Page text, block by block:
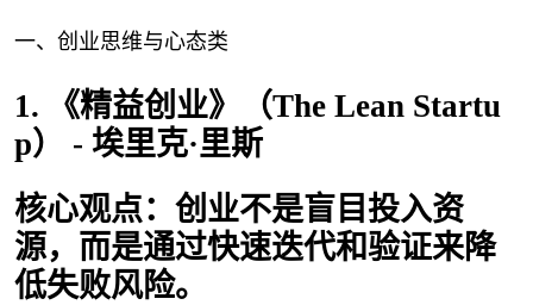
一、创业思维与心态类
1. 《精益创业》（The Lean Startu
p） - 埃里克·里斯
核心观点：创业不是盲目投入资
源，而是通过快速迭代和验证来降
低失败风险。